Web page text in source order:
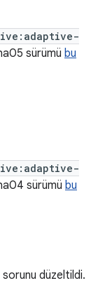
sürümü bu
sürümü bu
düzeltildi.